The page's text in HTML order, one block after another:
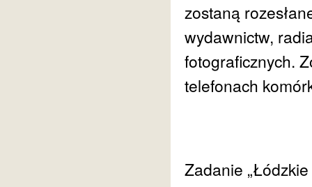
zostaną
wydawnictw,
fotograficznych.
telefonach
Zadanie